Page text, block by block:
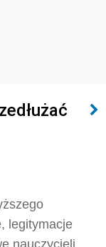
legitymacje
nauczycieli